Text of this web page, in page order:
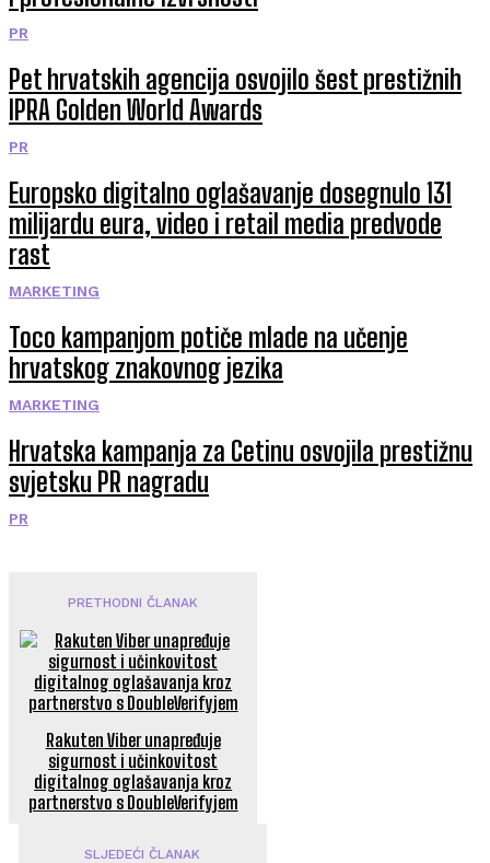
PR
Pet hrvatskih agencija osvojilo šest prestižnih
IPRA Golden World Awards
PR
Europsko digitalno oglašavanje dosegnulo 131
milijardu eura, video i retail media predvode
rast
MARKETING
Toco kampanjom potiče mlade na učenje
hrvatskog znakovnog jezika
MARKETING
Hrvatska kampanja za Cetinu osvojila prestižnu
svjetsku PR nagradu
PR
PRETHODNI ČLANAK
Rakuten Viber unapređuje
sigurnost i učinkovitost
digitalnog oglašavanja kroz
partnerstvo s DoubleVerifyjem
SLJEDEĆI ČLANAK